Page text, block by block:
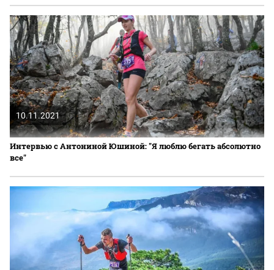
10.11.2021
Интервью с Антониной Юшиной: "Я люблю бегать абсолютно
все"